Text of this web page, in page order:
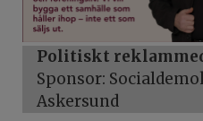
Politiskt
Sponsor:
Askersund